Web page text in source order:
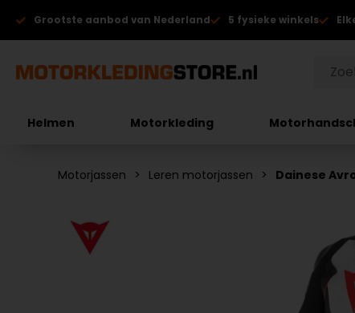
Grootste aanbod van Nederland 5 fysieke winkels
Helmen Motorkleding
Motorjassen Leren motorjassen Dainese